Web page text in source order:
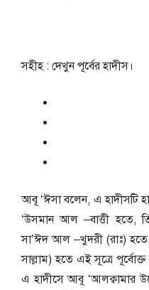
সহীহ : দেখুন পূর্বের হাদীস।
আবূ ‘ঈসা বলেন, এ হাদীসটি
‘উসমান আল –বাত্তী হতে,
সা’ঈদ আল –খুদরী (রাঃ) হতে,
সাল্লাম) হতে এই সূত্রে
এ হাদীসে আবূ ‘আলক্বামার